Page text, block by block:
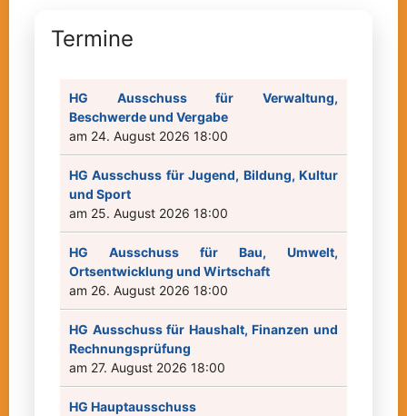
Termine
HG Ausschuss für Verwaltung,
Beschwerde und Vergabe
am 24. August 2026 18:00
HG Ausschuss für Jugend, Bildung, Kultur
und Sport
am 25. August 2026 18:00
HG Ausschuss für Bau, Umwelt,
Ortsentwicklung und Wirtschaft
am 26. August 2026 18:00
HG Ausschuss für Haushalt, Finanzen und
Rechnungsprüfung
am 27. August 2026 18:00
HG Hauptausschuss